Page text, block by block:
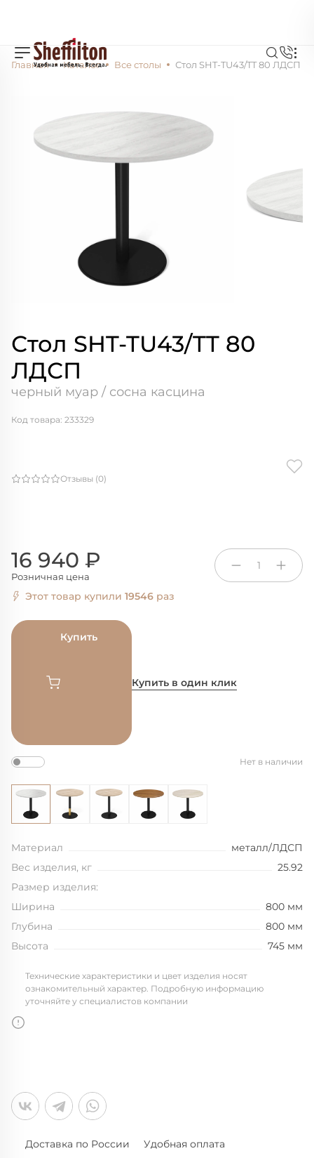
Главная Каталог Все столы Стол SHT-TU43/TT 80 ЛДСП
Стол SHT-TU43/TT 80
ЛДСП
черный муар / сосна касцина
Отзывы (0)
Код товара: 233329
16 940 ₽
Розничная цена
1
Этот товар купили 19546 раз
Купить
Купить в один клик
Нет в наличии
Материал
металл/ЛДСП
Вес изделия, кг
25.92
Размер изделия:
Ширина
800 мм
Глубина
800 мм
Высота
745 мм
Технические характеристики и цвет изделия носят
ознакомительный характер. Подробную информацию
уточняйте у специалистов компании
Доставка по России Удобная оплата